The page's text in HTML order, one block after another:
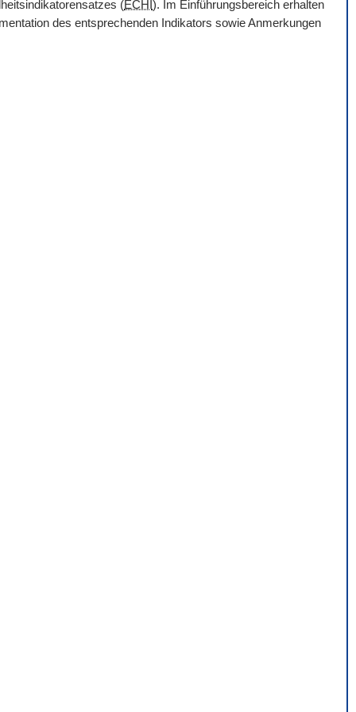
(ECHI). Im Einführungsbereich erhalten
des entsprechenden Indikators sowie Anmerkungen